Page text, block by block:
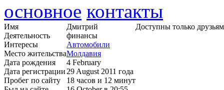
основное контакты
Имя
Дмитрий
Деятельность
финансы
Интересы
Автомобили
Место жительстваМолдавия
Дата рождения
4 February
Дата регистрации29 August 2011 года
Пробег по сайту
18 часов и 12 минут
Доступны только друзьям